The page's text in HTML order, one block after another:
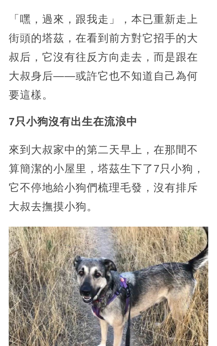
「嘿，過來，跟我走」，本已重新走上
街頭的塔茲，在看到前方對它招手的大
叔后，它沒有往反方向走去，而是跟在
大叔身后——或許它也不知道自己為何
要這樣。
7只小狗沒有出生在流浪中
來到大叔家中的第二天早上，在那間不
算簡潔的小屋里，塔茲生下了7只小狗，
它不停地給小狗們梳理毛發，沒有排斥
大叔去撫摸小狗。